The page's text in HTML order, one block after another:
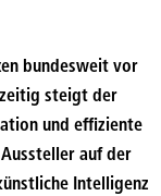
bundesweit vor
steigt der
und effiziente
auf der
Intelligenz